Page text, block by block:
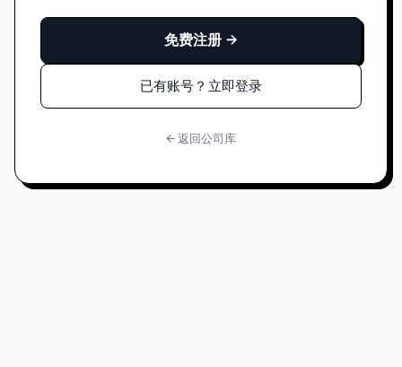
免费注册 →
已有账号？立即登录
← 返回公司库